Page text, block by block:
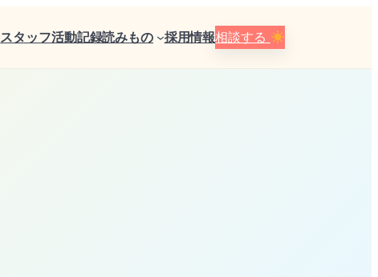
スタッフ活動記録読みもの 採用情報相談する